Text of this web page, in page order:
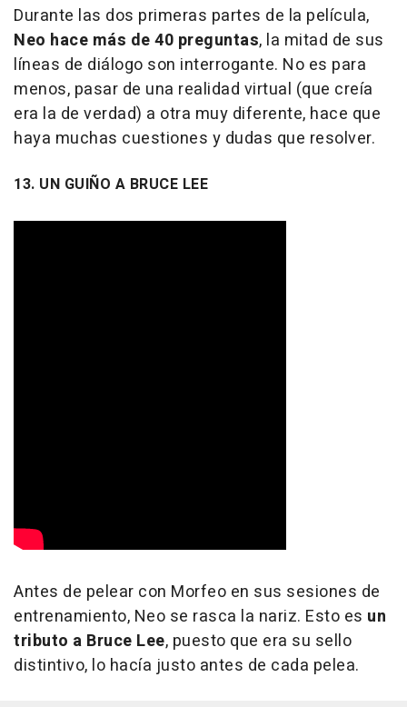
Durante las dos primeras partes de la película,
Neo hace más de 40 preguntas, la mitad de sus
líneas de diálogo son interrogante. No es para
menos, pasar de una realidad virtual (que creía
era la de verdad) a otra muy diferente, hace que
haya muchas cuestiones y dudas que resolver.
13. UN GUIÑO A BRUCE LEE
Antes de pelear con Morfeo en sus sesiones de
entrenamiento, Neo se rasca la nariz. Esto es un
tributo a Bruce Lee, puesto que era su sello
distintivo, lo hacía justo antes de cada pelea.